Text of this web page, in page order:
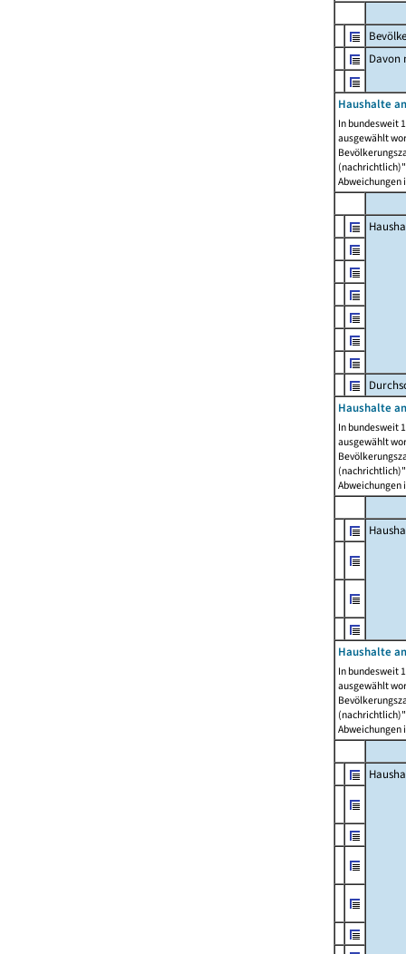
Davon
Haushalte
In bundesweit
ausgewählt
Abweichungen
Haushalte
In bundesweit
ausgewählt
Abweichungen
Haushalte
In bundesweit
ausgewählt
Abweichungen